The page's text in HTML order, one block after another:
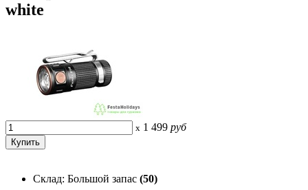
white
x 1 499 руб
Склад: Большой запас (50)